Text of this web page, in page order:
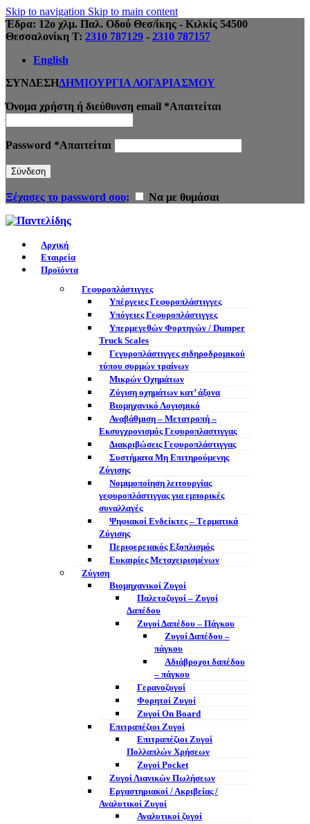
Skip to navigation Skip to main content
Έδρα: 12ο χλμ. Παλ. Οδού Θεσ/ίκης - Κιλκίς 54500
Θεσσαλονίκη Τ: 2310 787129 - 2310 787157
English
ΣΥΝΔΕΣΗΔΗΜΙΟΥΡΓΙΑ ΛΟΓΑΡΙΑΣΜΟΥ
Όνομα χρήστη ή διεύθυνση email *Απαιτείται
Password *Απαιτείται
Σύνδεση
Ξέχασες το password σου; Να με θυμάσαι
Αρχική
Εταιρεία
Προϊόντα
Γεφυροπλάστιγγες
Υπέργειες Γεφυροπλάστιγγες
Υπόγειες Γεφυροπλάστιγγες
Υπερμεγεθών Φορτηγών / Dumper
Truck Scales
Γεγυροπλάστιγγες σιδηροδρομικού
τύπου συρμών τραίνων
Μικρών Οχημάτων
Ζύγιση οχημάτων κατ’ άξονα
Βιομηχανικό Λογισμικό
Αναβάθμιση – Μετατροπή –
Εκσυγχρονισμός Γεφυροπλαστιγγας
Διακριβώσεις Γεφυροπλάστιγγας
Συστήματα Μη Επιτηρούμενης
Ζύγισης
Νομιμοποίηση λειτουργίας
γεφυροπλάστιγγας για εμπορικές
συναλλαγές
Ψηφιακοί Ενδείκτες – Tερματικά
Ζύγισης
Περιφερειακός Εξοπλισμός
Ευκαιρίες Μεταχειρισμένων
Ζύγιση
Βιομηχανικοί Ζυγοί
Παλετοζυγοί – Ζυγοί
Δαπέδου
Ζυγοί Δαπέδου – Πάγκου
Ζυγοί Δαπέδου –
πάγκου
Αδιάβροχοι δαπέδου
– πάγκου
Γερανοζυγοί
Φορητοί Ζυγοί
Ζυγοί On Board
Επιτραπέζιοι Ζυγοί
Επιτραπέζιοι Ζυγοί
Πολλαπλών Χρήσεων
Ζυγοί Pocket
Ζυγοί Λιανικών Πωλήσεων
Εργαστηριακοί / Ακριβείας /
Αναλυτικοί Ζυγοί
Αναλυτικοί ζυγοί